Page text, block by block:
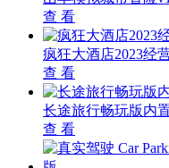
查 看
疯狂大酒店2023经
查 看
长途旅行畅玩版内
查 看